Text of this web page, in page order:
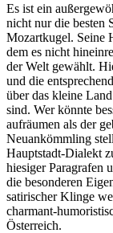
Es ist ein
nicht nur die besten
Mozartkugel. Seine
dem es nicht
der Welt gewählt.
und die
über das kleine
sind. Wer könnte
aufräumen als der
Neuankömmling
Hauptstadt-Dialekt
hiesiger Paragrafen
die besonderen
satirischer Klinge
charmant-
Österreich.